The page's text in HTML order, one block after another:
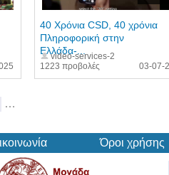
1223 προβολές
40 Χρόνια CSD, 40 χρόνια
Πληροφορική στην
Ελλάδα-...
video-services-2
03-07-
…
Όροι χρήσης